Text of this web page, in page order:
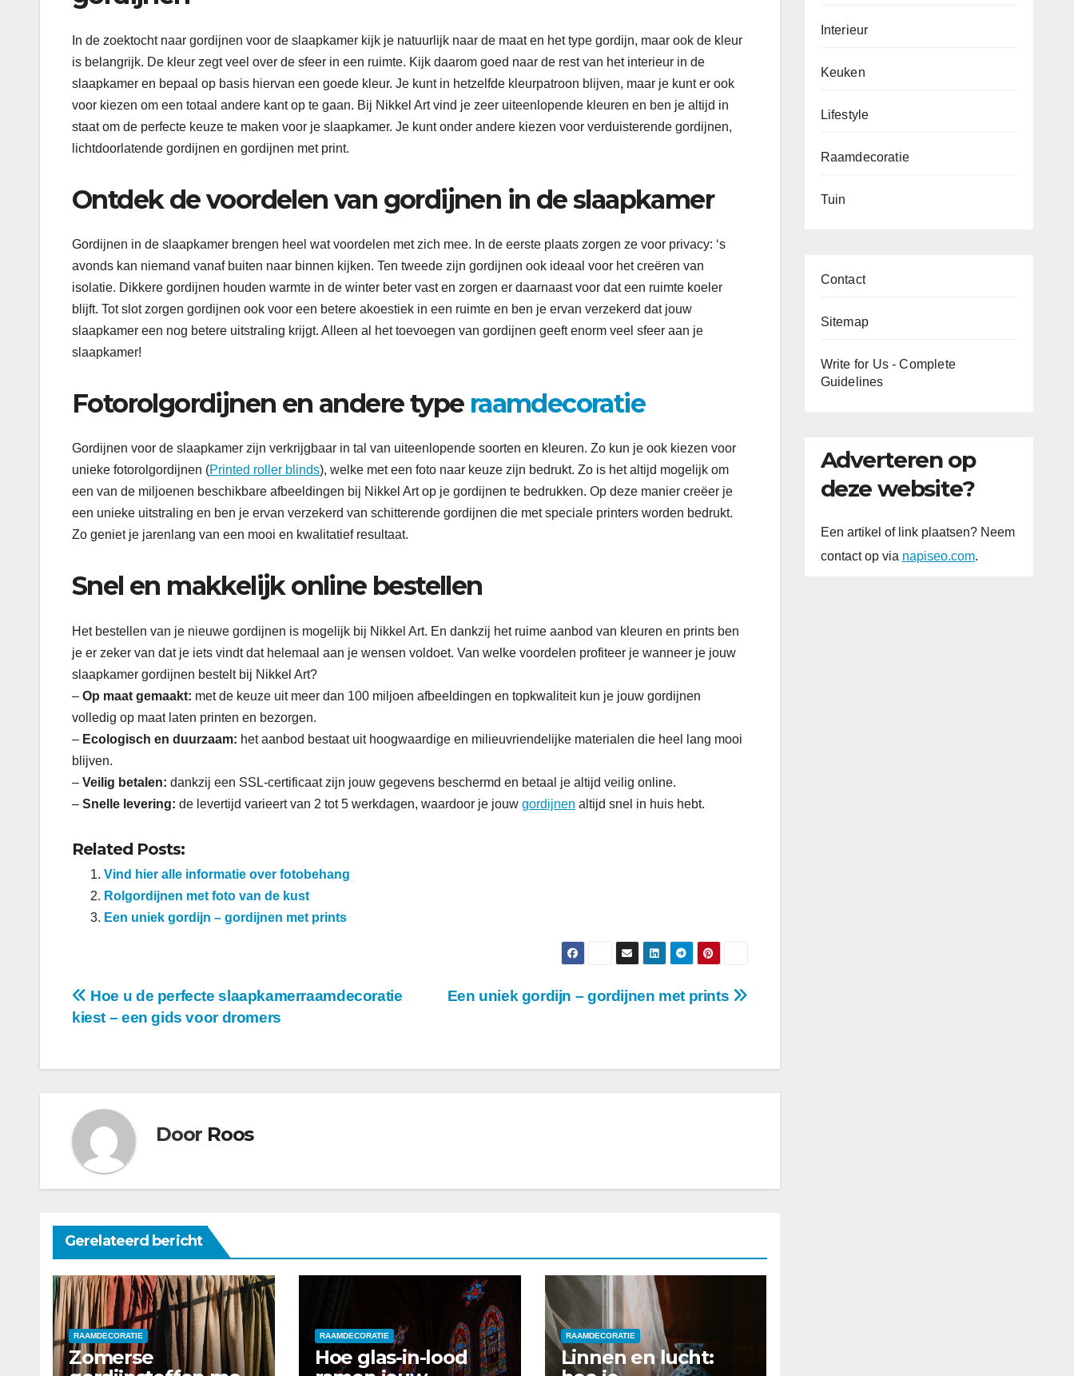
In de zoektocht naar gordijnen voor de slaapkamer kijk je natuurlijk naar de maat en het type gordijn, maar ook de kleur
is belangrijk. De kleur zegt veel over de sfeer in een ruimte. Kijk daarom goed naar de rest van het interieur in de
slaapkamer en bepaal op basis hiervan een goede kleur. Je kunt in hetzelfde kleurpatroon blijven, maar je kunt er ook
voor kiezen om een totaal andere kant op te gaan. Bij Nikkel Art vind je zeer uiteenlopende kleuren en ben je altijd in
staat om de perfecte keuze te maken voor je slaapkamer. Je kunt onder andere kiezen voor verduisterende gordijnen,
lichtdoorlatende gordijnen en gordijnen met print.
Ontdek de voordelen van gordijnen in de slaapkamer
Gordijnen in de slaapkamer brengen heel wat voordelen met zich mee. In de eerste plaats zorgen ze voor privacy: ‘s
avonds kan niemand vanaf buiten naar binnen kijken. Ten tweede zijn gordijnen ook ideaal voor het creëren van
isolatie. Dikkere gordijnen houden warmte in de winter beter vast en zorgen er daarnaast voor dat een ruimte koeler
blijft. Tot slot zorgen gordijnen ook voor een betere akoestiek in een ruimte en ben je ervan verzekerd dat jouw
slaapkamer een nog betere uitstraling krijgt. Alleen al het toevoegen van gordijnen geeft enorm veel sfeer aan je
slaapkamer!
Fotorolgordijnen en andere type raamdecoratie
Gordijnen voor de slaapkamer zijn verkrijgbaar in tal van uiteenlopende soorten en kleuren. Zo kun je ook kiezen voor
unieke fotorolgordijnen (Printed roller blinds), welke met een foto naar keuze zijn bedrukt. Zo is het altijd mogelijk om
een van de miljoenen beschikbare afbeeldingen bij Nikkel Art op je gordijnen te bedrukken. Op deze manier creëer je
een unieke uitstraling en ben je ervan verzekerd van schitterende gordijnen die met speciale printers worden bedrukt.
Zo geniet je jarenlang van een mooi en kwalitatief resultaat.
Snel en makkelijk online bestellen
Het bestellen van je nieuwe gordijnen is mogelijk bij Nikkel Art. En dankzij het ruime aanbod van kleuren en prints ben
je er zeker van dat je iets vindt dat helemaal aan je wensen voldoet. Van welke voordelen profiteer je wanneer je jouw
slaapkamer gordijnen bestelt bij Nikkel Art?
– Op maat gemaakt: met de keuze uit meer dan 100 miljoen afbeeldingen en topkwaliteit kun je jouw gordijnen
volledig op maat laten printen en bezorgen.
– Ecologisch en duurzaam: het aanbod bestaat uit hoogwaardige en milieuvriendelijke materialen die heel lang mooi
blijven.
– Veilig betalen: dankzij een SSL-certificaat zijn jouw gegevens beschermd en betaal je altijd veilig online.
– Snelle levering: de levertijd varieert van 2 tot 5 werkdagen, waardoor je jouw gordijnen altijd snel in huis hebt.
Related Posts:
Vind hier alle informatie over fotobehang
Rolgordijnen met foto van de kust
Een uniek gordijn – gordijnen met prints
Berichtnavigatie Een uniek gordijn – gordijnen met prints
Hoe u de perfecte slaapkamerraamdecoratie
kiest – een gids voor dromers
Door Roos
Gerelateerd bericht
RAAMDECORATIE
Zomerse
RAAMDECORATIE
Hoe glas-in-lood
RAAMDECORATIE
Linnen en lucht:
Interieur
Keuken
Lifestyle
Raamdecoratie
Tuin
Contact
Sitemap
Write for Us - Complete
Guidelines
Adverteren op
deze website?
Een artikel of link plaatsen? Neem
contact op via napiseo.com.